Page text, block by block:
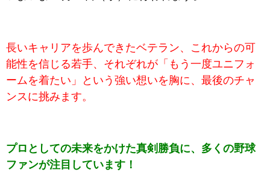
長いキャリアを歩んできたベテラン、これからの可
能性を信じる若手、それぞれが「もう一度ユニフォ
ームを着たい」という強い想いを胸に、最後のチャ
ンスに挑みます。
プロとしての未来をかけた真剣勝負に、多くの野球
ファンが注目しています！